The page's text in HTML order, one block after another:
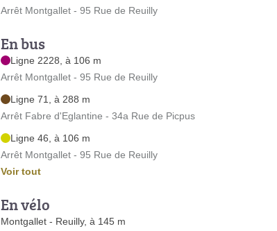
Arrêt Montgallet - 95 Rue de Reuilly
En bus
Ligne 2228, à 106 m
Arrêt Montgallet - 95 Rue de Reuilly
Ligne 71, à 288 m
Arrêt Fabre d'Eglantine - 34a Rue de Picpus
Ligne 46, à 106 m
Arrêt Montgallet - 95 Rue de Reuilly
Voir tout
En vélo
Montgallet - Reuilly, à 145 m